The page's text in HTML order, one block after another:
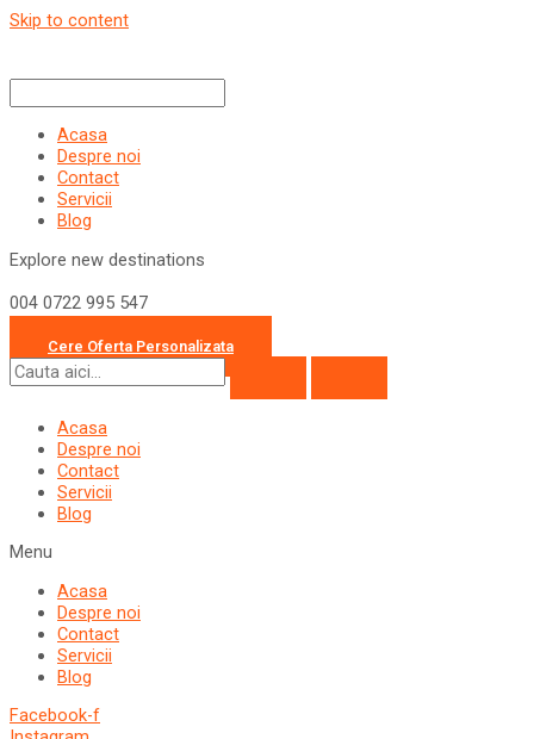
Skip to content
Acasa
Despre noi
Contact
Servicii
Blog
Explore new destinations
004 0722 995 547
Cere Oferta Personalizata
Acasa
Despre noi
Contact
Servicii
Blog
Menu
Acasa
Despre noi
Contact
Servicii
Blog
Facebook-f